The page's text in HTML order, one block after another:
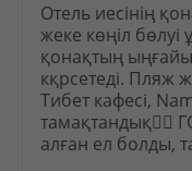
Отель иесінің
жеке көңіл
қонақтың
кқрсетеді. Пляж
Тибет кафесі,
тамақтандық✊🏻
алған ел болды,